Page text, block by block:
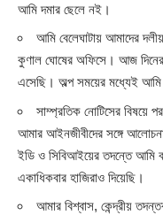
আমি দমার ছেলে নই।
আমি বেলেঘাটায় আমাদের দলীয়
কুণাল ঘোষের অফিসে। আজ দিনের
এসেছি। অল্প সময়ের মধ্যেই আমি
সাম্প্রতিক নোটিসের বিষয়ে
আমার আইনজীবীদের সঙ্গে
ইডি ও সিবিআইয়ের তদন্তে আমি
একাধিকবার হাজিরাও দিয়েছি।
আমার বিশ্বাস, কেন্দ্রীয়